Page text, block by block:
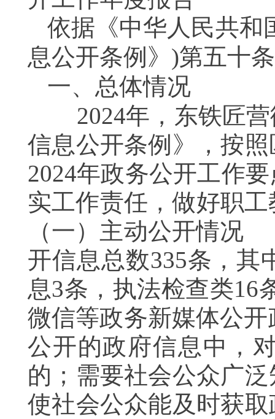
依据《中华人民共和
息公开条例》)第五十
一、总体情况
2024年，东铁匠营
信息公开条例》，按
2024年政务公开工作
实工作责任，做好职
（一）主动公开情
开信息总数335条，其
息3条，执法检查类16
微信等政务新媒体公
公开的政府信息中，
的；需要社会公众广
使社会公众能及时获